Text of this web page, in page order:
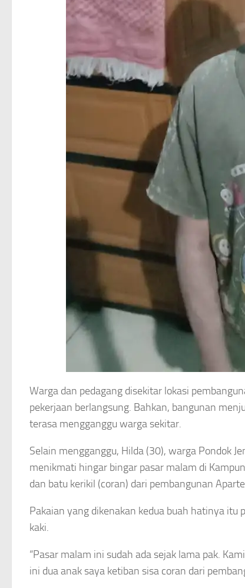
Warga dan pedagang disekitar lokasi
pekerjaan berlangsung. Bahkan, bangunan
terasa mengganggu warga sekitar.
Selain mengganggu, Hilda (30), warga Pondok
menikmati hingar bingar pasar malam di
dan batu kerikil (coran) dari pembangunan
Pakaian yang dikenakan kedua buah hatinya
kaki.
“Pasar malam ini sudah ada sejak lama pak.
ini dua anak saya ketiban sisa coran dari